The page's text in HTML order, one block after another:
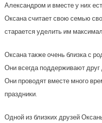
Александром и вместе у них
Оксана считает свою семью
старается уделить им
Оксана также очень близка с
Они всегда поддерживают
Они проводят вместе много
праздники.
Одной из близких друзей